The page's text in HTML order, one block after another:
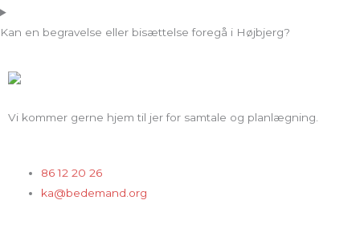
Kan en begravelse eller bisættelse foregå i Højbjerg?
Vi kommer gerne hjem til jer for samtale og planlægning.
86 12 20 26
ka@bedemand.org